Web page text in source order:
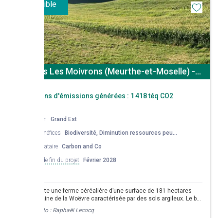
biomasse durant l’hiver
Disponible
Villers Les Moivrons (Meurthe-et-Moselle) -
Réductions d'émissions générées : 1 418 téq CO2
Région
Grand Est
Co-bénéfices
Biodiversité, Diminution ressources peu
végétales, Qualité de l'air, Qualité de l'eau,
Réduction énergie non renouvelable
Mandataire Carbon and Co
Date de fin du projet
Février 2028
M. D exploite une ferme céréalière d’une surface de 181 hectares
dans la plaine de la Woëvre caractérisée par des sols argileux. Le but
de son projet est de rendre ses sols vivants, d’augmenter leur
fertilité et de limiter le réchauffement climatique à son niveau. Les
Crédit photo : Raphaël Lecocq